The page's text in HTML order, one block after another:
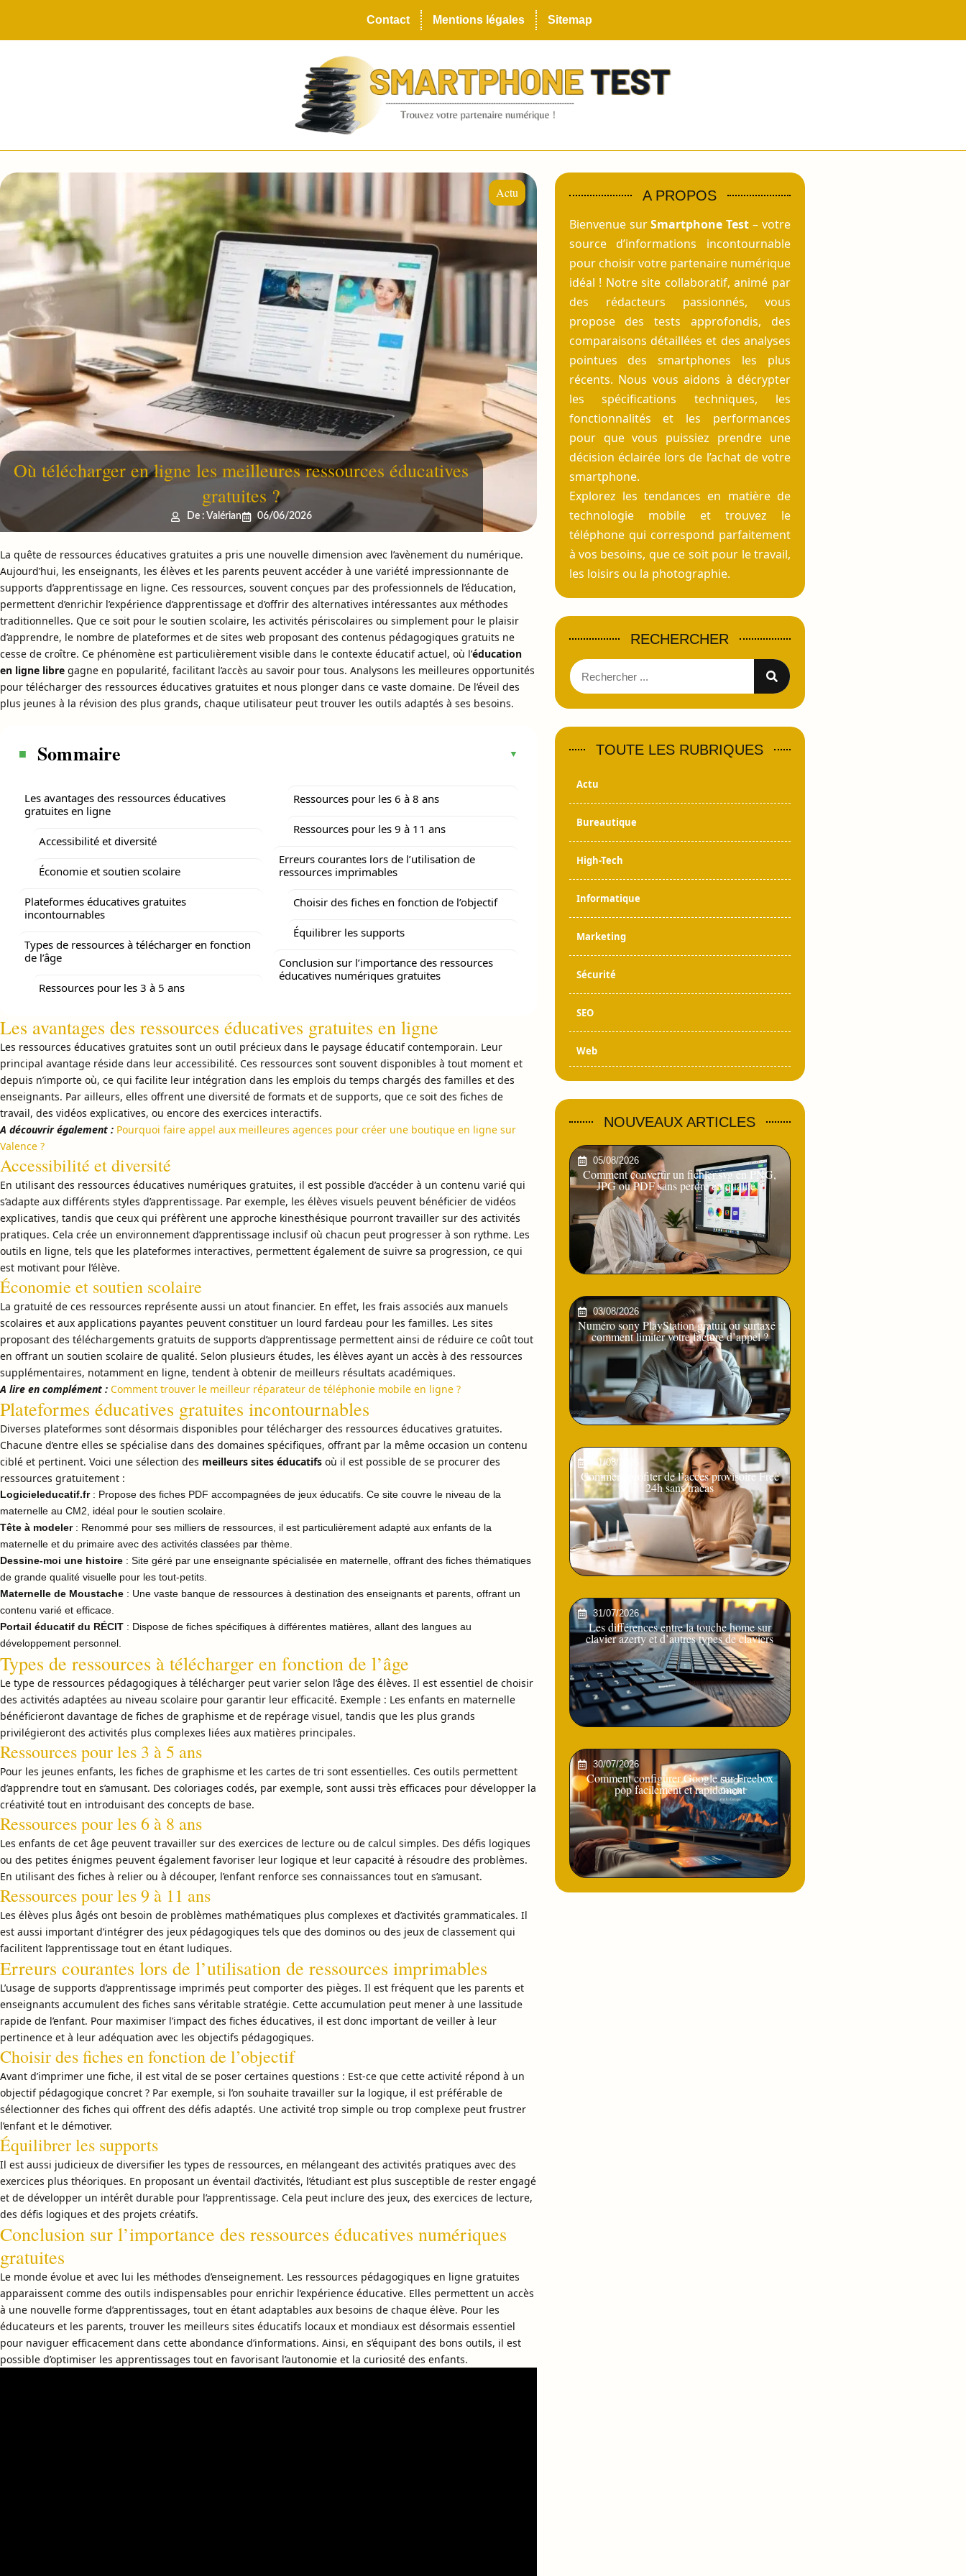
Contact Mentions légales Sitemap
Où télécharger en ligne les meilleures ressources éducatives
gratuites ?
De : Valérian 06/06/2026
Actu
La quête de ressources éducatives gratuites a pris une nouvelle dimension avec l’avènement du numérique.
Aujourd’hui, les enseignants, les élèves et les parents peuvent accéder à une variété impressionnante de
supports d’apprentissage en ligne. Ces ressources, souvent conçues par des professionnels de l’éducation,
permettent d’enrichir l’expérience d’apprentissage et d’offrir des alternatives intéressantes aux méthodes
traditionnelles. Que ce soit pour le soutien scolaire, les activités périscolaires ou simplement pour le plaisir
d’apprendre, le nombre de plateformes et de sites web proposant des contenus pédagogiques gratuits ne
cesse de croître. Ce phénomène est particulièrement visible dans le contexte éducatif actuel, où l’éducation
en ligne libre gagne en popularité, facilitant l’accès au savoir pour tous. Analysons les meilleures opportunités
pour télécharger des ressources éducatives gratuites et nous plonger dans ce vaste domaine. De l’éveil des
plus jeunes à la révision des plus grands, chaque utilisateur peut trouver les outils adaptés à ses besoins.
Sommaire
Les avantages des ressources éducatives
gratuites en ligne
Accessibilité et diversité
Économie et soutien scolaire
Plateformes éducatives gratuites
incontournables
Types de ressources à télécharger en fonction
de l’âge
Ressources pour les 3 à 5 ans
Ressources pour les 6 à 8 ans
Ressources pour les 9 à 11 ans
Erreurs courantes lors de l’utilisation de
ressources imprimables
Choisir des fiches en fonction de l’objectif
Équilibrer les supports
Conclusion sur l’importance des ressources
éducatives numériques gratuites
Les avantages des ressources éducatives gratuites en ligne
Les ressources éducatives gratuites sont un outil précieux dans le paysage éducatif contemporain. Leur
principal avantage réside dans leur accessibilité. Ces ressources sont souvent disponibles à tout moment et
depuis n’importe où, ce qui facilite leur intégration dans les emplois du temps chargés des familles et des
enseignants. Par ailleurs, elles offrent une diversité de formats et de supports, que ce soit des fiches de
travail, des vidéos explicatives, ou encore des exercices interactifs.
A découvrir également : Pourquoi faire appel aux meilleures agences pour créer une boutique en ligne sur
Valence ?
Accessibilité et diversité
En utilisant des ressources éducatives numériques gratuites, il est possible d’accéder à un contenu varié qui
s’adapte aux différents styles d’apprentissage. Par exemple, les élèves visuels peuvent bénéficier de vidéos
explicatives, tandis que ceux qui préfèrent une approche kinesthésique pourront travailler sur des activités
pratiques. Cela crée un environnement d’apprentissage inclusif où chacun peut progresser à son rythme. Les
outils en ligne, tels que les plateformes interactives, permettent également de suivre sa progression, ce qui
est motivant pour l’élève.
Économie et soutien scolaire
La gratuité de ces ressources représente aussi un atout financier. En effet, les frais associés aux manuels
scolaires et aux applications payantes peuvent constituer un lourd fardeau pour les familles. Les sites
proposant des téléchargements gratuits de supports d’apprentissage permettent ainsi de réduire ce coût tout
en offrant un soutien scolaire de qualité. Selon plusieurs études, les élèves ayant un accès à des ressources
supplémentaires, notamment en ligne, tendent à obtenir de meilleurs résultats académiques.
A lire en complément : Comment trouver le meilleur réparateur de téléphonie mobile en ligne ?
Plateformes éducatives gratuites incontournables
Diverses plateformes sont désormais disponibles pour télécharger des ressources éducatives gratuites.
Chacune d’entre elles se spécialise dans des domaines spécifiques, offrant par la même occasion un contenu
ciblé et pertinent. Voici une sélection des meilleurs sites éducatifs où il est possible de se procurer des
ressources gratuitement :
Logicieleducatif.fr: Propose des fiches PDF accompagnées de jeux éducatifs. Ce site couvre le niveau de la
maternelle au CM2, idéal pour le soutien scolaire.
Tête à modeler: Renommé pour ses milliers de ressources, il est particulièrement adapté aux enfants de la
maternelle et du primaire avec des activités classées par thème.
Dessine-moi une histoire : Site géré par une enseignante spécialisée en maternelle, offrant des fiches thématiques
de grande qualité visuelle pour les tout-petits.
Maternelle de Moustache : Une vaste banque de ressources à destination des enseignants et parents, offrant un
contenu varié et efficace.
Portail éducatif du RÉCIT : Dispose de fiches spécifiques à différentes matières, allant des langues au
développement personnel.
Types de ressources à télécharger en fonction de l’âge
Le type de ressources pédagogiques à télécharger peut varier selon l’âge des élèves. Il est essentiel de choisir
des activités adaptées au niveau scolaire pour garantir leur efficacité. Exemple : Les enfants en maternelle
bénéficieront davantage de fiches de graphisme et de repérage visuel, tandis que les plus grands
privilégieront des activités plus complexes liées aux matières principales.
Ressources pour les 3 à 5 ans
Pour les jeunes enfants, les fiches de graphisme et les cartes de tri sont essentielles. Ces outils permettent
d’apprendre tout en s’amusant. Des coloriages codés, par exemple, sont aussi très efficaces pour développer la
créativité tout en introduisant des concepts de base.
Ressources pour les 6 à 8 ans
Les enfants de cet âge peuvent travailler sur des exercices de lecture ou de calcul simples. Des défis logiques
ou des petites énigmes peuvent également favoriser leur logique et leur capacité à résoudre des problèmes.
En utilisant des fiches à relier ou à découper, l’enfant renforce ses connaissances tout en s’amusant.
Ressources pour les 9 à 11 ans
Les élèves plus âgés ont besoin de problèmes mathématiques plus complexes et d’activités grammaticales. Il
est aussi important d’intégrer des jeux pédagogiques tels que des dominos ou des jeux de classement qui
facilitent l’apprentissage tout en étant ludiques.
Erreurs courantes lors de l’utilisation de ressources imprimables
L’usage de supports d’apprentissage imprimés peut comporter des pièges. Il est fréquent que les parents et
enseignants accumulent des fiches sans véritable stratégie. Cette accumulation peut mener à une lassitude
rapide de l’enfant. Pour maximiser l’impact des fiches éducatives, il est donc important de veiller à leur
pertinence et à leur adéquation avec les objectifs pédagogiques.
Choisir des fiches en fonction de l’objectif
Avant d’imprimer une fiche, il est vital de se poser certaines questions : Est-ce que cette activité répond à un
objectif pédagogique concret ? Par exemple, si l’on souhaite travailler sur la logique, il est préférable de
sélectionner des fiches qui offrent des défis adaptés. Une activité trop simple ou trop complexe peut frustrer
l’enfant et le démotiver.
Équilibrer les supports
Il est aussi judicieux de diversifier les types de ressources, en mélangeant des activités pratiques avec des
exercices plus théoriques. En proposant un éventail d’activités, l’étudiant est plus susceptible de rester engagé
et de développer un intérêt durable pour l’apprentissage. Cela peut inclure des jeux, des exercices de lecture,
des défis logiques et des projets créatifs.
Conclusion sur l’importance des ressources éducatives numériques
gratuites
Le monde évolue et avec lui les méthodes d’enseignement. Les ressources pédagogiques en ligne gratuites
apparaissent comme des outils indispensables pour enrichir l’expérience éducative. Elles permettent un accès
à une nouvelle forme d’apprentissages, tout en étant adaptables aux besoins de chaque élève. Pour les
éducateurs et les parents, trouver les meilleurs sites éducatifs locaux et mondiaux est désormais essentiel
pour naviguer efficacement dans cette abondance d’informations. Ainsi, en s’équipant des bons outils, il est
possible d’optimiser les apprentissages tout en favorisant l’autonomie et la curiosité des enfants.
A PROPOS
Bienvenue surSmartphone Test – votre
source d’informations incontournable
pour choisir votre partenaire numérique
idéal ! Notre site collaboratif, animé par
des rédacteurs passionnés, vous
propose des tests approfondis, des
comparaisons détaillées et des analyses
pointues des smartphones les plus
récents. Nous vous aidons à décrypter
les spécifications techniques, les
fonctionnalités et les performances
pour que vous puissiez prendre une
décision éclairée lors de l’achat de votre
smartphone.
Explorez les tendances en matière de
technologie mobile et trouvez le
téléphone qui correspond parfaitement
à vos besoins, que ce soit pour le travail,
les loisirs ou la photographie.
RECHERCHER
TOUTE LES RUBRIQUES
Actu
Bureautique
High-Tech
Informatique
Marketing
Sécurité
SEO
Web
NOUVEAUX ARTICLES
05/08/2026
Comment convertir un fichier.svg en PNG,
JPG ou PDF sans perdre en qualité ?
03/08/2026
Numéro sony PlayStation gratuit ou surtaxé :
comment limiter votre facture d’appel ?
01/08/2026
Comment profiter de l’acces provisoire Free
24h sans tracas
31/07/2026
Les différences entre la touche home sur
clavier azerty et d’autres types de claviers
30/07/2026
Comment configurer Google sur Freebox
pop facilement et rapidement